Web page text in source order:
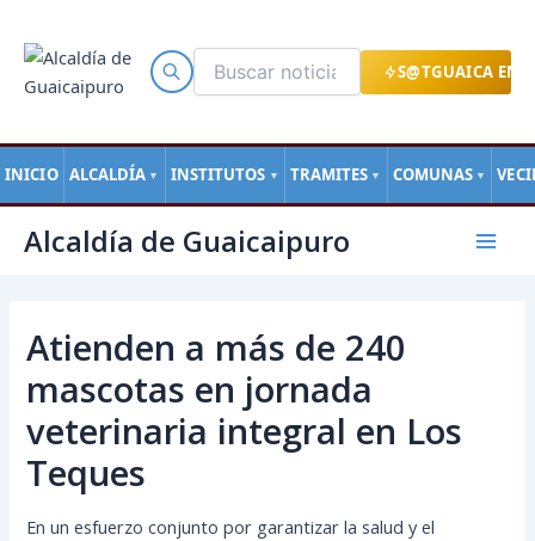
S@TGUAICA EN
INICIO ALCALDÍA ▼ INSTITUTOS ▼ TRAMITES ▼ COMUNAS ▼
contenido
Alcaldía de Guaicaipuro
Main
Atienden a más de 240
mascotas en jornada
veterinaria integral en Los
Teques
En un esfuerzo conjunto por garantizar la salud y el
de